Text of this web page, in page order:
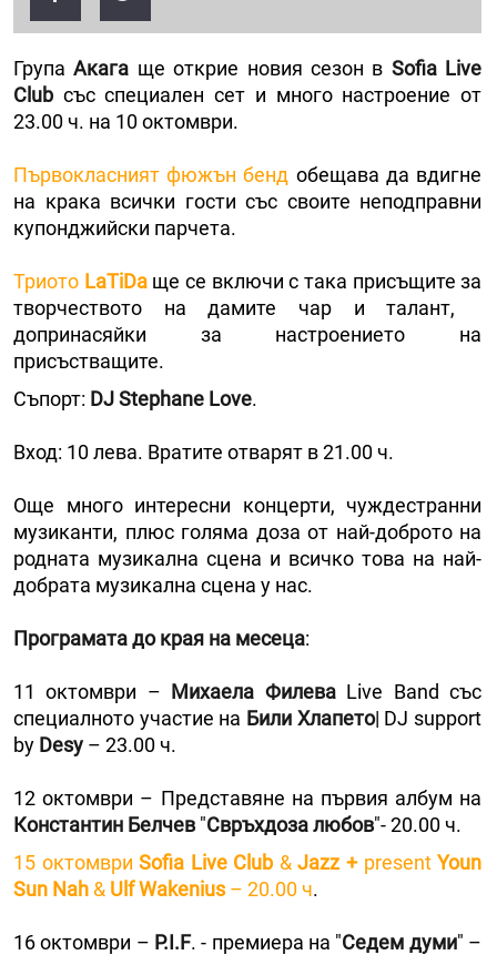
ГрупаАкага ще открие новия сезон в Sofia Live
Club със специален сет и много настроение от
23.00 ч. на 10 октомври.
Първокласният фюжън бенд обещава да вдигне
на крака всички гости със своите неподправни
купонджийски парчета.
Триото LaTiDa ще се включи с така присъщите за
творчеството на дамите чар и талант,
допринасяйки за настроението на
присъстващите.
Съпорт: DJ Stephane Love.
Вход: 10 лева. Вратите отварят в 21.00 ч.
Още много интересни концерти, чуждестранни
музиканти, плюс голяма доза от най-доброто на
родната музикална сцена и всичко това на най-
добрата музикална сцена у нас.
Програмата до края на месеца:
11 октомври – Михаела ФилеваLive Band със
специалното участие на Били Хлапето| DJ support
by Desy – 23.00 ч.
12 октомври – Представяне на първия албум на
Константин Белчев "Свръхдоза любов"- 20.00 ч.
15 октомвриSofia Live Club &Jazz +presentYoun
Sun Nah & Ulf Wakenius– 20.00 ч.
16 октомври – P.I.F. - премиера на "Седем думи" –